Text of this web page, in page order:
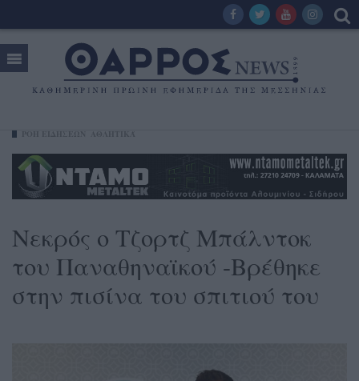
Νεκρός ο Τζορτζ Μπάλντοκ
του Παναθηναϊκού -Βρέθηκε
στην πισίνα του σπιτιού του